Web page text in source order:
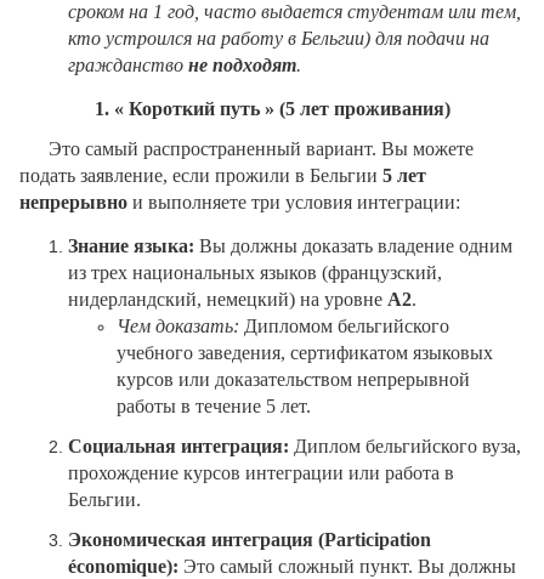
сроком на 1 год, часто выдается студентам или тем,
кто устроился на работу в Бельгии) для подачи на
гражданство не подходят.
1. « Короткий путь » (5 лет проживания)
Это самый распространенный вариант. Вы можете
подать заявление, если прожили в Бельгии 5 лет
непрерывно и выполняете три условия интеграции:
Знание языка: Вы должны доказать владение одним
из трех национальных языков (французский,
нидерландский, немецкий) на уровне A2.
Чем доказать: Дипломом бельгийского
учебного заведения, сертификатом языковых
курсов или доказательством непрерывной
работы в течение 5 лет.
Социальная интеграция: Диплом бельгийского вуза,
прохождение курсов интеграции или работа в
Бельгии.
Экономическая интеграция (Participation
économique): Это самый сложный пункт. Вы должны